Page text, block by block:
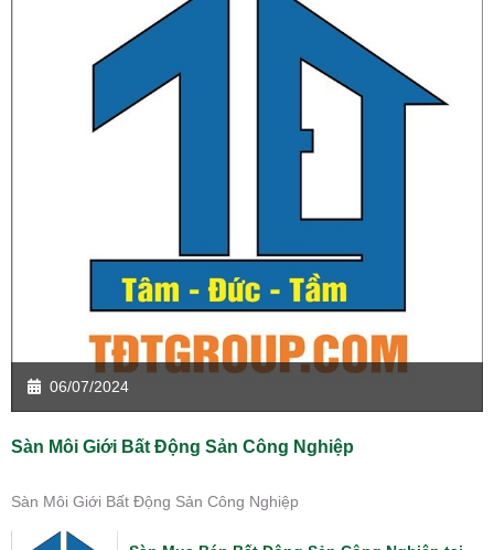
06/07/2024
Sàn Môi Giới Bất Động Sản Công Nghiệp
Sàn Môi Giới Bất Động Sản Công Nghiệp